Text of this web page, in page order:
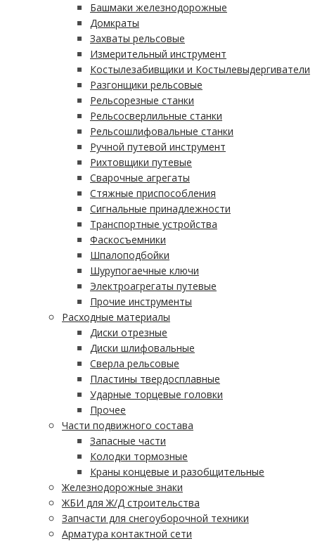
Башмаки железнодорожные
Домкраты
Захваты рельсовые
Измерительный инструмент
Костылезабивщики и Костылевыдергиватели
Разгонщики рельсовые
Рельсорезные станки
Рельсосверлильные станки
Рельсошлифовальные станки
Ручной путевой инструмент
Рихтовщики путевые
Сварочные агрегаты
Стяжные приспособления
Сигнальные принадлежности
Транспортные устройства
Фаскосъемники
Шпалоподбойки
Шурупогаечные ключи
Электроагрегаты путевые
Прочие инструменты
Расходные материалы
Диски отрезные
Диски шлифовальные
Сверла рельсовые
Пластины твердосплавные
Ударные торцевые головки
Прочее
Части подвижного состава
Запасные части
Колодки тормозные
Краны концевые и разобщительные
Железнодорожные знаки
ЖБИ для Ж/Д строительства
Запчасти для снегоуборочной техники
Арматура контактной сети